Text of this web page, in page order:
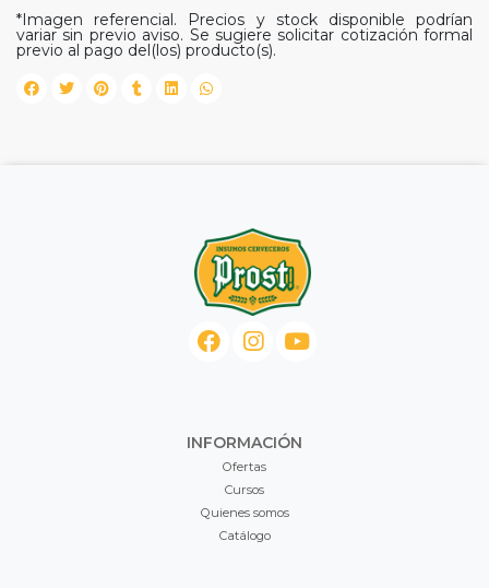
*Imagen referencial. Precios y stock disponible podrían
variar sin previo aviso. Se sugiere solicitar cotización formal
previo al pago del(los) producto(s).
INFORMACIÓN
Ofertas
Cursos
Quienes somos
Catálogo